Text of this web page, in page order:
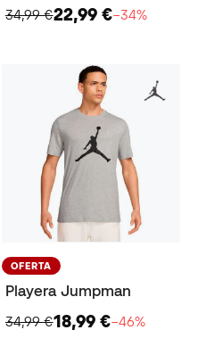
34,99 €22,99 €−34%
OFERTA
Playera Jumpman
34,99 €18,99 €−46%